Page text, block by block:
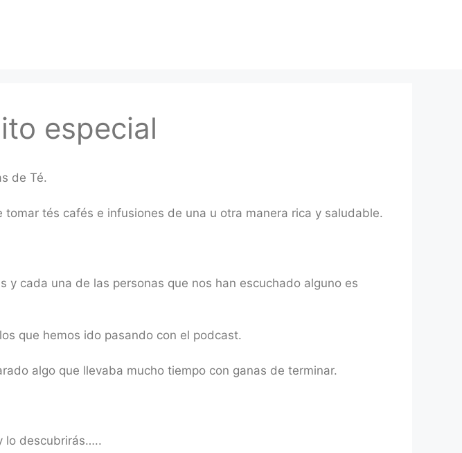
especial
de Té.
tés cafés e infusiones de una u otra manera rica y saludable.
cada una de las personas que nos han escuchado alguno es
que hemos ido pasando con el podcast.
algo que llevaba mucho tiempo con ganas de terminar.
lo descubrirás…..